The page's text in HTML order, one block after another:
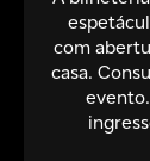
com
casa.